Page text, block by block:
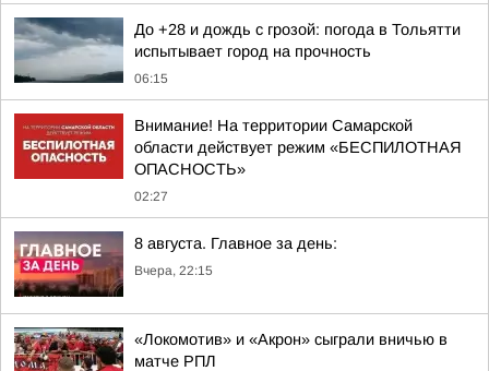
До +28 и дождь с грозой: погода в Тольятти
испытывает город на прочность
06:15
Внимание! На территории Самарской
области действует режим «БЕСПИЛОТНАЯ
ОПАСНОСТЬ»
02:27
8 августа. Главное за день:
Вчера, 22:15
«Локомотив» и «Акрон» сыграли вничью в
матче РПЛ